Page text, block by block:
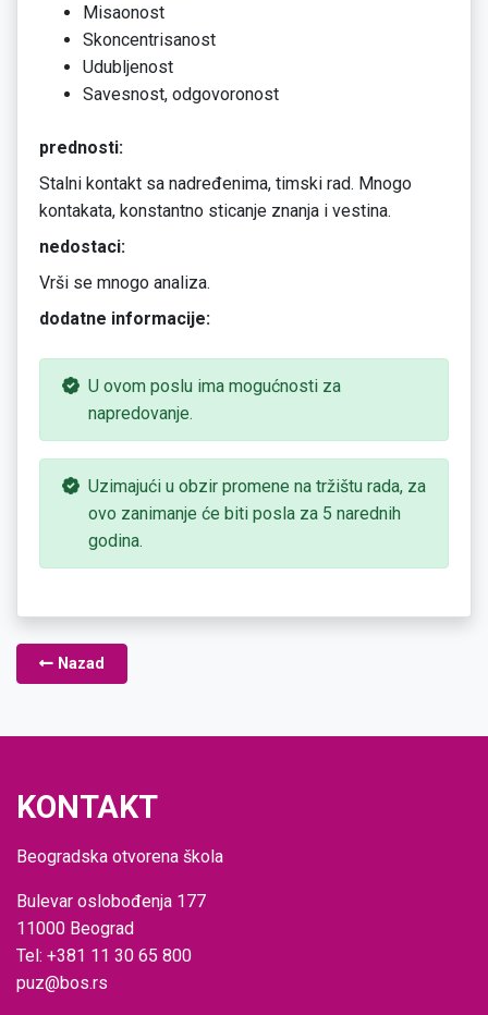
Misaonost
Skoncentrisanost
Udubljenost
Savesnost, odgovoronost
prednosti:
Stalni kontakt sa nadređenima, timski rad. Mnogo
kontakata, konstantno sticanje znanja i vestina.
nedostaci:
Vrši se mnogo analiza.
dodatne informacije:
U ovom poslu ima mogućnosti za
napredovanje.
Uzimajući u obzir promene na tržištu rada, za
ovo zanimanje će biti posla za 5 narednih
godina.
Nazad
KONTAKT
Beogradska otvorena škola
Bulevar oslobođenja 177
11000 Beograd
Tel: +381 11 30 65 800
puz@bos.rs